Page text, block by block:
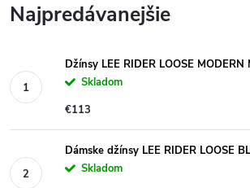
Najpredávanejšie
Džínsy LEE RIDER LOOSE
Skladom
€113
Dámske džínsy LEE RIDER LOOSE
Skladom